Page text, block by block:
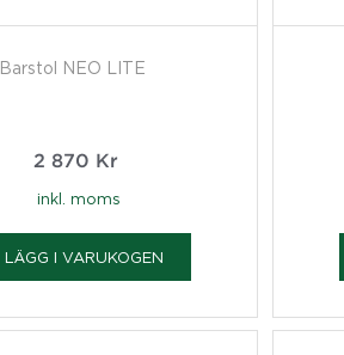
Barstol NEO LITE
2 870 Kr
inkl. moms
LÄGG I VARUKOGEN